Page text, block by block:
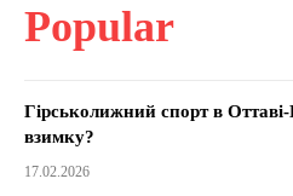
Popular
Гірськолижний спорт в Оттаві-
взимку?
17.02.2026